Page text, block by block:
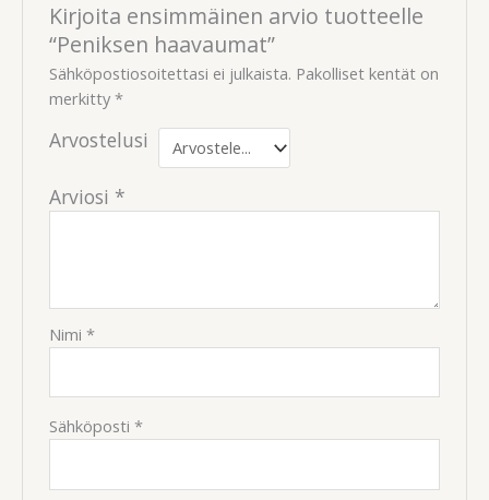
Kirjoita ensimmäinen arvio tuotteelle
“Peniksen haavaumat”
Sähköpostiosoitettasi ei julkaista. Pakolliset kentät on
merkitty*
Arvostelusi
Arviosi *
Nimi*
Sähköposti*